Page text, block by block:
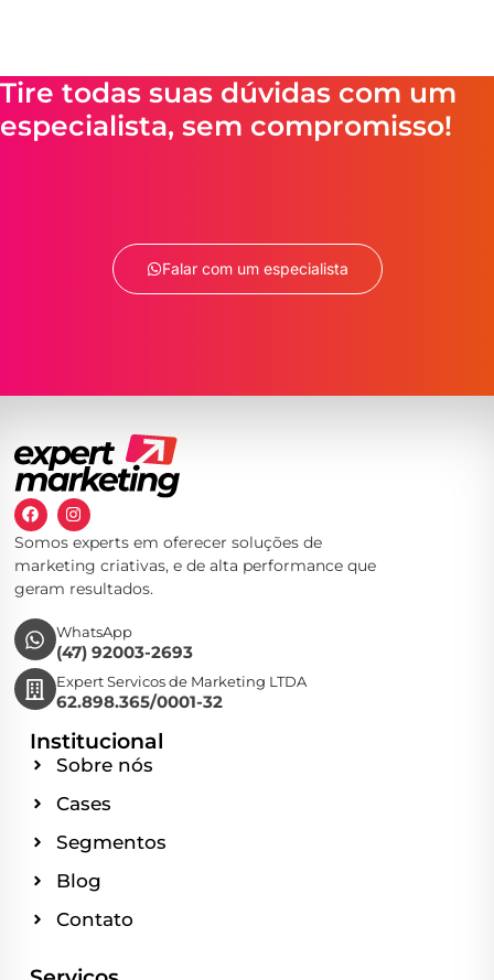
Tire todas suas dúvidas com um
especialista, sem compromisso!
Falar com um especialista
Somos experts em oferecer soluções de
marketing criativas, e de alta performance que
geram resultados.
WhatsApp
(47) 92003-2693
Expert Servicos de Marketing LTDA
62.898.365/0001-32
Institucional
Sobre nós
Cases
Segmentos
Blog
Contato